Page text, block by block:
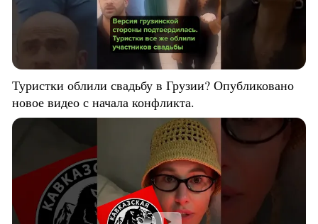
Туристки облили свадьбу в Грузии? Опубликовано
новое видео с начала конфликта.